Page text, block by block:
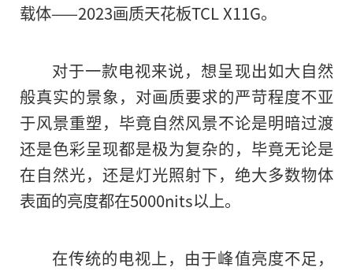
载体——2023画质天花板TCL X11G。
对于一款电视来说，想呈现出如大自然
般真实的景象，对画质要求的严苛程度不亚
于风景重塑，毕竟自然风景不论是明暗过渡
还是色彩呈现都是极为复杂的，毕竟无论是
在自然光，还是灯光照射下，绝大多数物体
表面的亮度都在5000nits以上。
在传统的电视上，由于峰值亮度不足，